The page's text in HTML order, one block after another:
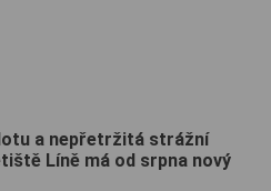
a nepřetržitá strážní
Líně má od srpna nový